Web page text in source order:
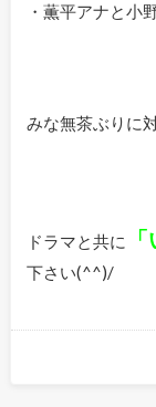
・薫平アナと小
みな無茶ぶりに
ドラマと共に
下さい(^^)/